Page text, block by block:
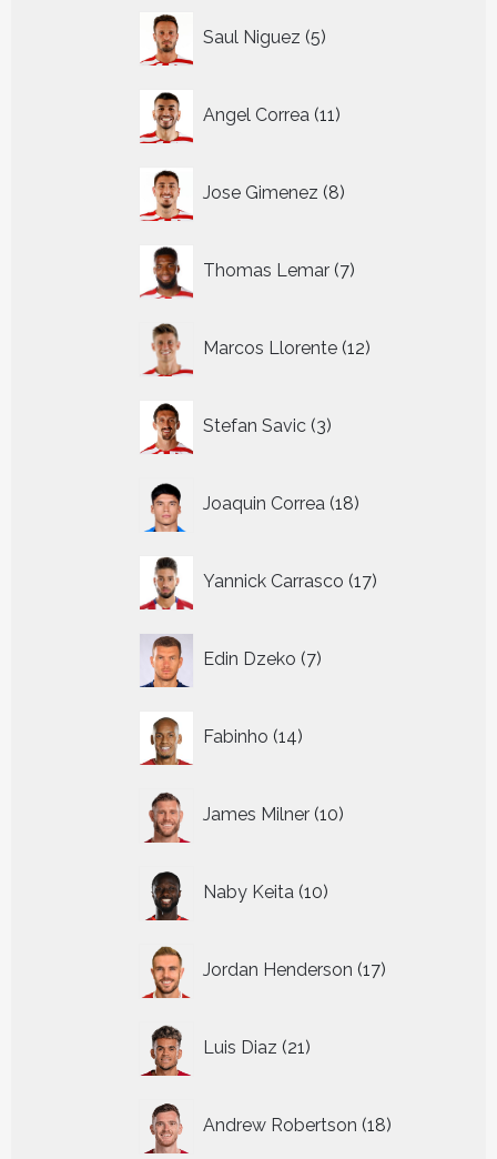
Saul Niguez 5
producten
Angel Correa 11
producten
Jose Gimenez 8
producten
Thomas Lemar 7
producten
Marcos Llorente 12
producten
Stefan Savic 3
producten
Joaquin Correa 18
producten
Yannick Carrasco 17
producten
Edin Dzeko 7
producten
Fabinho 14
producten
James Milner 10
producten
Naby Keita 10
producten
Jordan Henderson 17
producten
Luis Diaz 21
producten
Andrew Robertson 18
producten